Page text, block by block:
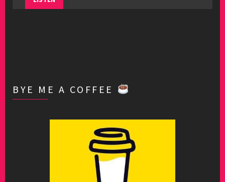
BYE ME A COFFEE